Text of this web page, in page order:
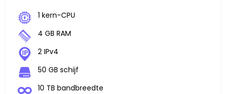
1 kern-CPU
4 GB RAM
2 IPv4
50 GB schijf
10 TB bandbreedte